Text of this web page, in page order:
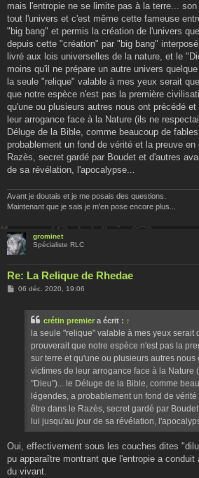
mais l'entropie ne se limite pas à la terre...
tout l'univers et c'est même cette fameuse
"big bang" et permis la création de l'univers
depuis cette "création" par "big bang"
livré aux lois universelles de la nature, et le
moins qu'il ne prépare un autre univers
la seule "relique" valable à mes yeux serait
que notre espèce n'est pas la première
qu'une ou plusieurs autres nous ont précédé
leur arrogance face à la Nature (ils ne
Déluge de la Bible, comme beaucoup de
probablement un fond de vérité et la preuve
Razès, secret gardé par Boudet et d'autres
de sa révélation, l'apocalypse...
Avant je doutais et je me posais des questions.
Maintenant que je sais je m'en pose encore plus...
grominet
Spécialiste RLC
Re: La Relique de Rhedae
M06 déc. 2020, 19:06
crétin premier a écrit : ↑
la seule "relique" valable à mes yeux serait
prouverait que notre espèce n'est pas la
sur terre et qu'une ou plusieurs autres nous
victimes de leur arrogance face à la Nature
"Dieu")... le Déluge de la Bible, comme
légendes, a probablement un fond de
être dans le Razès, secret gardé par
lui jusqu'au jour de sa révélation,
Oui, effectivement sous les couches dites
pu apparaître montrant que l'entropie a
du vivant.